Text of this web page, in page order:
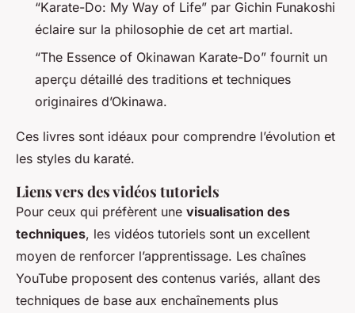
“Karate-Do: My Way of Life” par Gichin Funakoshi
éclaire sur la philosophie de cet art martial.
“The Essence of Okinawan Karate-Do” fournit un
aperçu détaillé des traditions et techniques
originaires d’Okinawa.
Ces livres sont idéaux pour comprendre l’évolution et
les styles du karaté.
Liens vers des vidéos tutoriels
Pour ceux qui préfèrent une visualisation des
techniques, les vidéos tutoriels sont un excellent
moyen de renforcer l’apprentissage. Les chaînes
YouTube proposent des contenus variés, allant des
techniques de base aux enchaînements plus